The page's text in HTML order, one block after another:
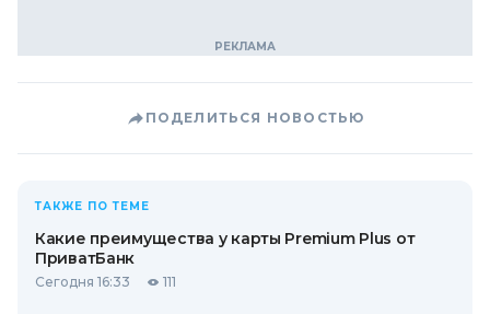
ПОДЕЛИТЬСЯ НОВОСТЬЮ
ТАКЖЕ ПО ТЕМЕ
Какие преимущества у карты Premium Plus от
ПриватБанк
Сегодня 16:33 111